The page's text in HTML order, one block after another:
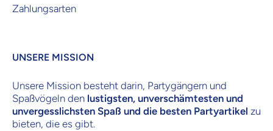
Zahlungsarten
UNSERE MISSION
Unsere Mission besteht darin, Partygängern und
Spaßvögeln den lustigsten, unverschämtesten und
unvergesslichsten Spaß und die besten Partyartikel zu
bieten, die es gibt.